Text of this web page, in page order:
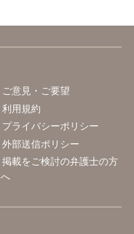
ご意見・ご要望
利用規約
プライバシーポリシー
外部送信ポリシー
掲載をご検討の弁護士の方
へ